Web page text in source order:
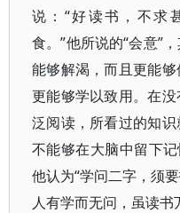
说：“好读书，不求
食。”他所说的“会意”
能够解渴，而且更能够
更能够学以致用。在
泛阅读，所看过的知识
不能够在大脑中留下记
他认为“学问二字，须
人有学而无问，虽读